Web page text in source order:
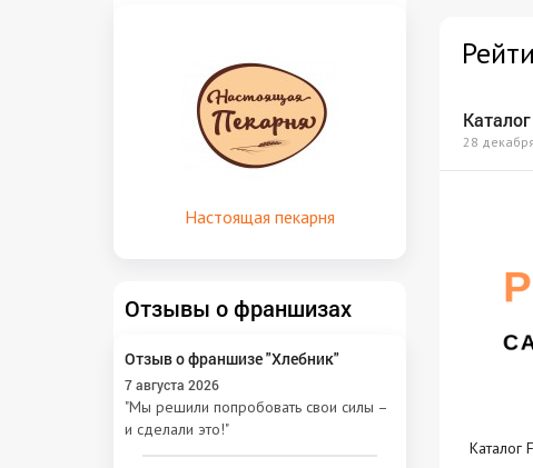
28
Каталог
Настоящая пекарня
Отзывы о франшизах
Отзыв о франшизе "Хлебник"
7 августа 2026
"Мы решили попробовать свои силы –
и сделали это!"